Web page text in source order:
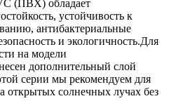
(ПВХ) обладает
устойчивость к
антибактериальные
и экологичность.Для
на модели
дополнительный слой
серии мы рекомендуем для
открытых солнечных лучах без